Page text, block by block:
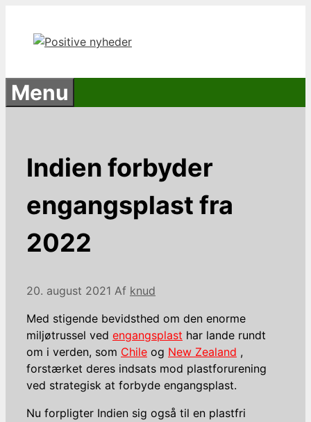
indhold
Menu
Indien forbyder
engangsplast fra
2022
20. august 2021 Af knud
Med stigende bevidsthed om den enorme
miljøtrussel ved engangsplast har lande rundt
om i verden, som Chile og New Zealand ,
forstærket deres indsats mod plastforurening
ved strategisk at forbyde engangsplast.
Nu forpligter Indien sig også til en plastfri